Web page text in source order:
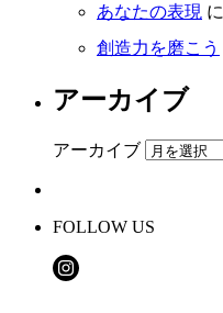
あなたの表現 に
創造力を磨こう
アーカイブ
アーカイブ
FOLLOW US